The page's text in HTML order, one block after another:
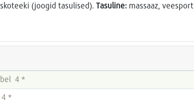
(joogid tasulised). Tasuline:massaaz, veesport
4 *
*